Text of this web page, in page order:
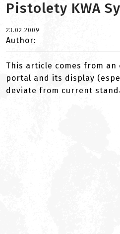
Pistolety KWA
23.02.2009
Author:
This article comes from
portal and its display
deviate from current